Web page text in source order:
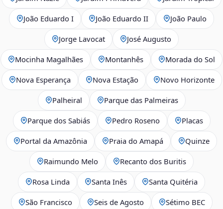
João Eduardo I João Eduardo II João Paulo
Jorge Lavocat José Augusto
Mocinha Magalhães Montanhês Morada do Sol
Nova Esperança Nova Estação Novo Horizonte
Palheiral Parque das Palmeiras
Parque dos Sabiás Pedro Roseno Placas
Portal da Amazônia Praia do Amapá Quinze
Raimundo Melo Recanto dos Buritis
Rosa Linda Santa Inês Santa Quitéria
São Francisco Seis de Agosto Sétimo BEC